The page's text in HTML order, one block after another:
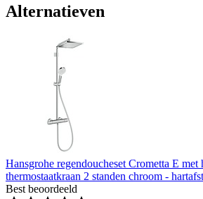
Alternatieven
Hansgrohe regendoucheset Crometta E met
thermostaatkraan 2 standen chroom -
Best beoordeeld